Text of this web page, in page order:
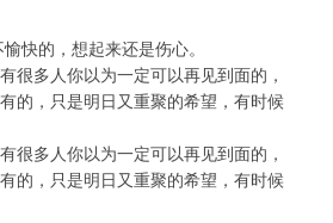
快的，想起来还是伤心。
很多人你以为一定可以再见到面的，
的，只是明日又重聚的希望，有时候
很多人你以为一定可以再见到面的，
的，只是明日又重聚的希望，有时候